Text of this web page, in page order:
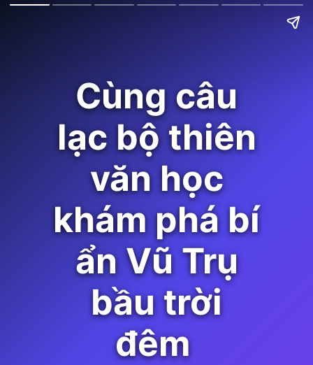
Cùng câu
lạc bộ thiên
văn học
khám phá bí
ẩn Vũ Trụ
bầu trời
đêm